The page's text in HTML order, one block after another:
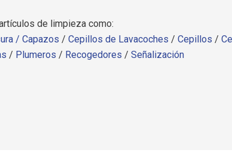
de limpieza como:
/ Capazos / Cepillos de Lavacoches / Cepillos /
/ Plumeros / Recogedores / Señalización